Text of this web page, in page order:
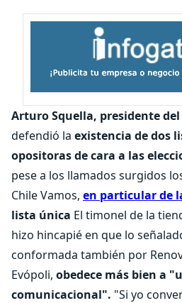
Arturo Squella, presidente
defendió la existencia de dos
opositoras de cara a las
pese a los llamados surgidos
Chile Vamos, en particular de
lista única El timonel de la
hizo hincapié en que lo
conformada también por
Evópoli, obedece más bien a
comunicacional". "Si yo